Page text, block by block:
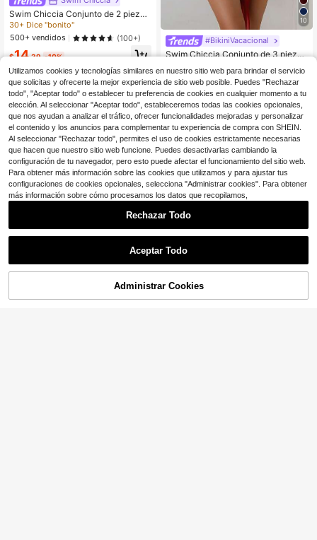
Swim Chiccia Conjunto de 2 piezas
romántico, vintage, sexy y elegante
para playa/cita, con tirantes grueso
s, diseño fruncido, colores tierra, tra
je de baño de mujer para vacacione
e bikini trenzado para mujer, conjun
to de bikini con cobertura para muje
r
30+ Dice "bonito"
500+ vendidos
(100+)
$14.39 -10%
10
#BikiniVacacional
Swim Chiccia Conjunto de 3 piezas
ante y romántica para vacaciones y
playa - Bikini, traje de baño, falda
$14.89 -10%
¡10% DE DESCUENTO!
Utilizamos cookies y tecnologías similares en nuestro sitio web para brindar el servicio
que solicitas y ofrecerte la mejor experiencia de sitio web posible. Puedes "Rechazar
todo", "Aceptar todo" o establecer tu preferencia de cookies en cualquier momento a tu
elección. Al seleccionar "Aceptar todo", estableceremos todas las cookies opcionales,
que nos ayudan a analizar el tráfico, ofrecer funcionalidades mejoradas y personalizar
el contenido y los anuncios para complementar tu experiencia de compra con SHEIN.
Al seleccionar "Rechazar todo", permites el uso de cookies estrictamente necesarias
que hacen que nuestro sitio web funcione. Puedes desactivarlas cambiando la
configuración de tu navegador, pero esto puede afectar el funcionamiento del sitio web.
Para obtener más información sobre las cookies que utilizamos y para ajustar tus
configuraciones de cookies opcionales, selecciona "Administrar cookies". Para obtener
más información sobre cómo procesamos los datos que recopilamos,
Rechazar Todo
Aceptar Todo
Administrar Cookies